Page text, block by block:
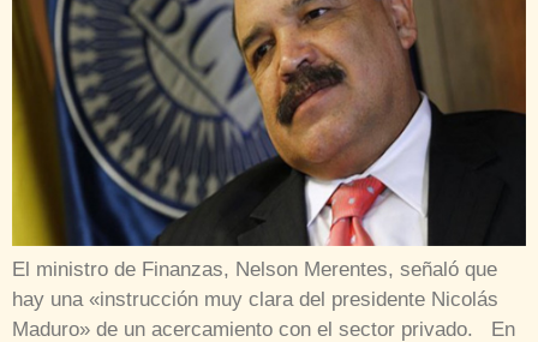
El ministro de Finanzas, Nelson Merentes, señaló que
hay una «instrucción muy clara del presidente Nicolás
Maduro» de un acercamiento con el sector privado. En